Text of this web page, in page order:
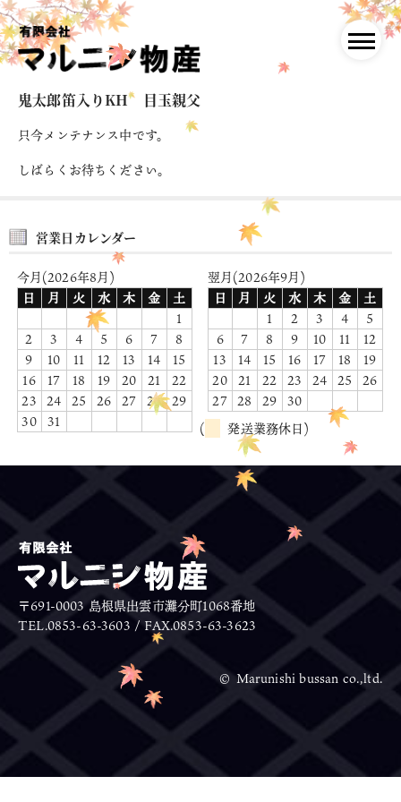
鬼太郎笛入りKH 目玉親父
只今メンテナンス中です。
しばらくお待ちください。
営業日カレンダー
今月(2026年8月)
日
月 火 水 木 金
土
1
2
3 4 5 6 7
8
9
10 11 12 13 14
15
16
17 18 19 20 21
22
23 24 25 26 27 28 29
30 31
翌月(2026年9月)
日
月 火 水 木 金
土
1
2 3 4
5
6
7 8 9 10 11
12
13
14 15 16 17 18
19
20 21 22 23 24 25
26
27 28 29 30
(
発送業務休日)
〒691-0003 島根県出雲市灘分町1068番地
TEL.0853-63-3603 / FAX.0853-63-3623
© Marunishi bussan co.,ltd.